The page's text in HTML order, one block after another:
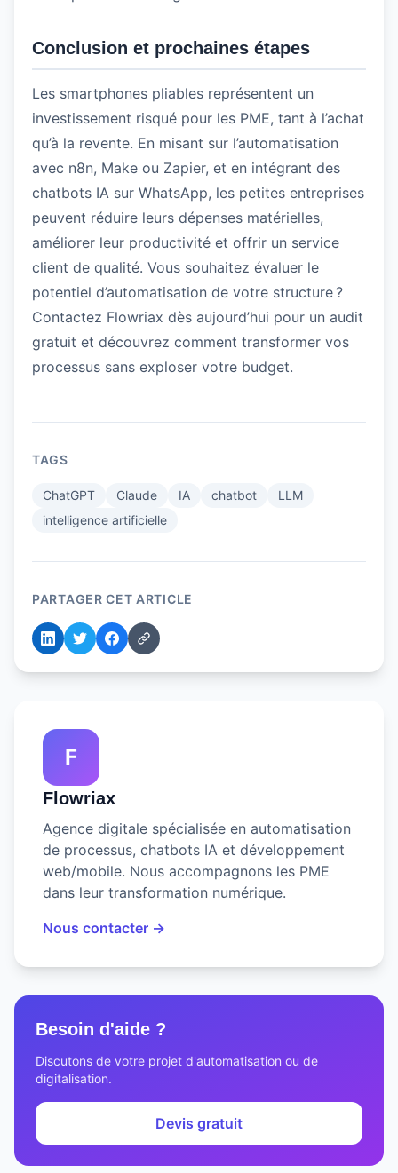
Conclusion et prochaines étapes
Les smartphones pliables représentent un
investissement risqué pour les PME, tant à l’achat
qu’à la revente. En misant sur l’automatisation
avec n8n, Make ou Zapier, et en intégrant des
chatbots IA sur WhatsApp, les petites entreprises
peuvent réduire leurs dépenses matérielles,
améliorer leur productivité et offrir un service
client de qualité. Vous souhaitez évaluer le
potentiel d’automatisation de votre structure ?
Contactez Flowriax dès aujourd’hui pour un audit
gratuit et découvrez comment transformer vos
processus sans exploser votre budget.
TAGS
ChatGPT Claude IA chatbot
LLM
intelligence artificielle
PARTAGER CET ARTICLE
F
Flowriax
Agence digitale spécialisée en automatisation
de processus, chatbots IA et développement
web/mobile. Nous accompagnons les PME
dans leur transformation numérique.
Nous contacter →
Besoin d'aide ?
Discutons de votre projet d'automatisation ou de
digitalisation.
Devis gratuit